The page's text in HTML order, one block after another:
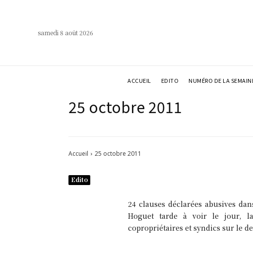
samedi 8 août 2026
ACCUEIL EDITO NUMÉRO DE LA
25 octobre 2011
Accueil 25 octobre 2011
Edito
24 clauses déclarées abusives
Hoguet tarde à voir le jour, la
copropriétaires et syndics sur le